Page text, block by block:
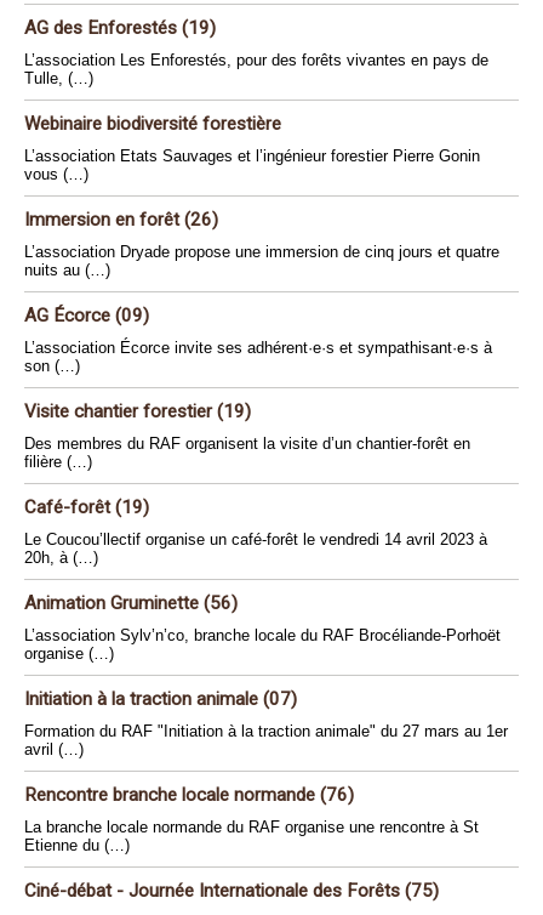
AG des Enforestés (19)
L’association Les Enforestés, pour des forêts vivantes en pays de
Tulle, (…)
Webinaire biodiversité forestière
L’association Etats Sauvages et l’ingénieur forestier Pierre Gonin
vous (…)
Immersion en forêt (26)
L’association Dryade propose une immersion de cinq jours et quatre
nuits au (…)
AG Écorce (09)
L’association Écorce invite ses adhérent·e·s et sympathisant·e·s à
son (…)
Visite chantier forestier (19)
Des membres du RAF organisent la visite d’un chantier-forêt en
filière (…)
Café-forêt (19)
Le Coucou’llectif organise un café-forêt le vendredi 14 avril 2023 à
20h, à (…)
Animation Gruminette (56)
L’association Sylv’n’co, branche locale du RAF Brocéliande-Porhoët
organise (…)
Initiation à la traction animale (07)
Formation du RAF "Initiation à la traction animale" du 27 mars au 1er
avril (…)
Rencontre branche locale normande (76)
La branche locale normande du RAF organise une rencontre à St
Etienne du (…)
Ciné-débat - Journée Internationale des Forêts (75)